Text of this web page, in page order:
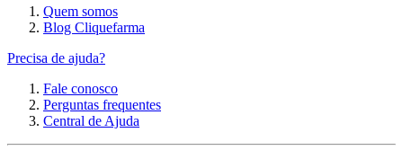
Quem somos
Blog Cliquefarma
Precisa de ajuda?
Fale conosco
Perguntas frequentes
Central de Ajuda